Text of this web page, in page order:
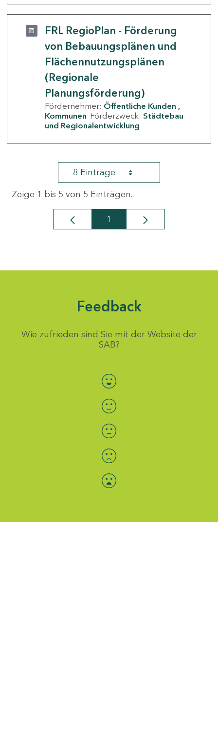
FRL RegioPlan - Förderung
von Bebauungsplänen und
Flächennutzungsplänen
(Regionale
Planungsförderung)
Fördernehmer: Öffentliche Kunden
Kommunen Förderzweck: Städtebau
und Regionalentwicklung
8 Einträge
Zeige 1 bis 5 von 5 Einträgen.
Seite
1
Feedback
Wie zufrieden sind Sie mit der Website der
SAB?
Bewertung auswählen